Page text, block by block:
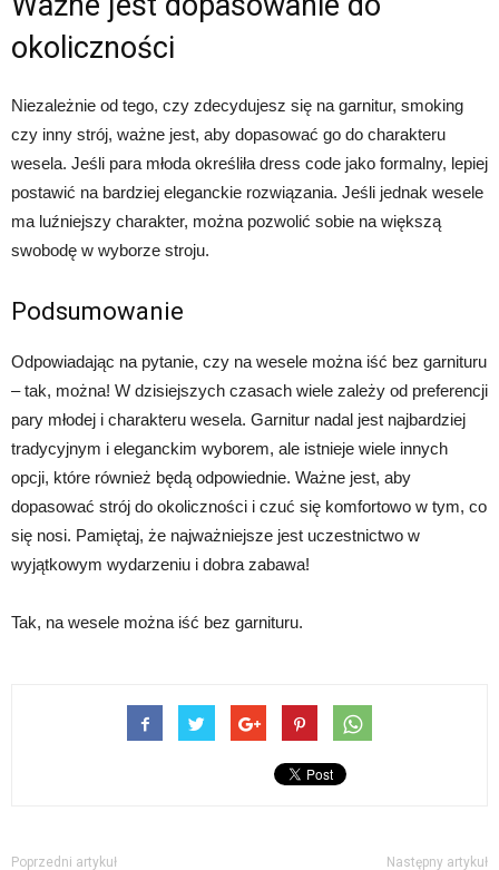
okoliczności
Niezależnie od tego, czy zdecydujesz się na garnitur, smoking
czy inny strój, ważne jest, aby dopasować go do charakteru
wesela. Jeśli para młoda określiła dress code jako formalny, lepiej
postawić na bardziej eleganckie rozwiązania. Jeśli jednak wesele
ma luźniejszy charakter, można pozwolić sobie na większą
swobodę w wyborze stroju.
Podsumowanie
Odpowiadając na pytanie, czy na wesele można iść bez garnituru
– tak, można! W dzisiejszych czasach wiele zależy od preferencji
pary młodej i charakteru wesela. Garnitur nadal jest najbardziej
tradycyjnym i eleganckim wyborem, ale istnieje wiele innych
opcji, które również będą odpowiednie. Ważne jest, aby
dopasować strój do okoliczności i czuć się komfortowo w tym, co
się nosi. Pamiętaj, że najważniejsze jest uczestnictwo w
wyjątkowym wydarzeniu i dobra zabawa!
Tak, na wesele można iść bez garnituru.
Poprzedni artykuł Następny artykuł